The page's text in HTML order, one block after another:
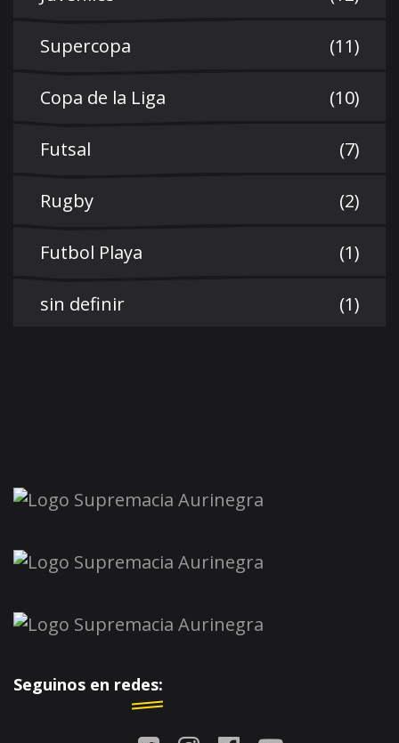
Supercopa (11)
Copa de la Liga (10)
Futsal (7)
Rugby (2)
Futbol Playa (1)
sin definir (1)
Seguinos en redes: